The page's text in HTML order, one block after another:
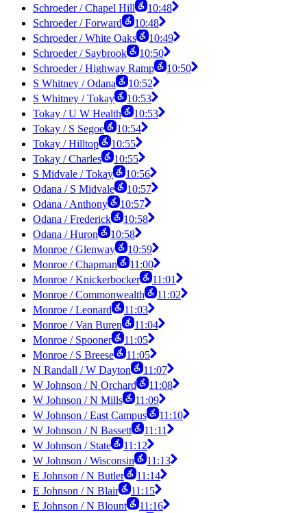
Schroeder / Chapel Hill
10:48
Schroeder / Forward
10:48
Schroeder / White Oaks
10:49
Schroeder / Saybrook
10:50
Schroeder / Highway Ramp
10:50
S Whitney / Odana
10:52
S Whitney / Tokay
10:53
Tokay / U W Health
10:53
Tokay / S Segoe
10:54
Tokay / Hilltop
10:55
Tokay / Charles
10:55
S Midvale / Tokay
10:56
Odana / S Midvale
10:57
Odana / Anthony
10:57
Odana / Frederick
10:58
Odana / Huron
10:58
Monroe / Glenway
10:59
Monroe / Chapman
11:00
Monroe / Knickerbocker
11:01
Monroe / Commonwealth
11:02
Monroe / Leonard
11:03
Monroe / Van Buren
11:04
Monroe / Spooner
11:05
Monroe / S Breese
11:05
N Randall / W Dayton
11:07
W Johnson / N Orchard
11:08
W Johnson / N Mills
11:09
W Johnson / East Campus
11:10
W Johnson / N Bassett
11:11
W Johnson / State
11:12
W Johnson / Wisconsin
11:13
E Johnson / N Butler
11:14
E Johnson / N Blair
11:15
E Johnson / N Blount
11:16